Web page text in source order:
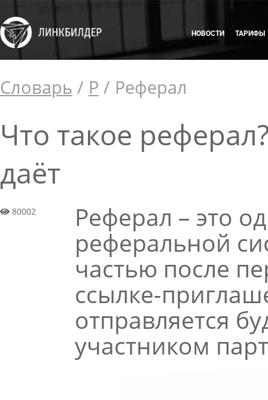
НОВОСТИ ТАРИФЫ
Словарь / Р / Реферал
Что такое
даёт
80002
Реферал – это
реферальной
частью после
ссылке-
отправляется
участником